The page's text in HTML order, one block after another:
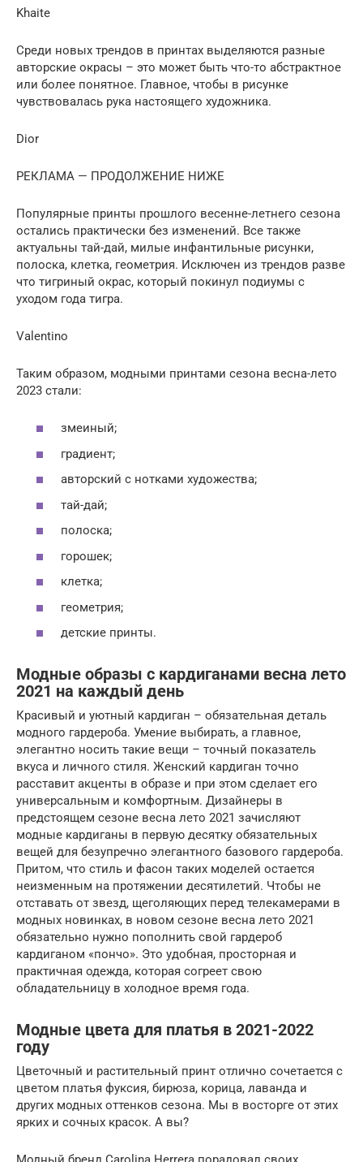
Khaite
Среди новых трендов в принтах выделяются разные
авторские окрасы – это может быть что-то абстрактное
или более понятное. Главное, чтобы в рисунке
чувствовалась рука настоящего художника.
Dior
РЕКЛАМА — ПРОДОЛЖЕНИЕ НИЖЕ
Популярные принты прошлого весенне-летнего сезона
остались практически без изменений. Все также
актуальны тай-дай, милые инфантильные рисунки,
полоска, клетка, геометрия. Исключен из трендов разве
что тигриный окрас, который покинул подиумы с
уходом года тигра.
Valentino
Таким образом, модными принтами сезона весна-лето
2023 стали:
змеиный;
градиент;
авторский с нотками художества;
тай-дай;
полоска;
горошек;
клетка;
геометрия;
детские принты.
Модные образы с кардиганами весна лето
2021 на каждый день
Красивый и уютный кардиган – обязательная деталь
модного гардероба. Умение выбирать, а главное,
элегантно носить такие вещи – точный показатель
вкуса и личного стиля. Женский кардиган точно
расставит акценты в образе и при этом сделает его
универсальным и комфортным. Дизайнеры в
предстоящем сезоне весна лето 2021 зачисляют
модные кардиганы в первую десятку обязательных
вещей для безупречно элегантного базового гардероба.
Притом, что стиль и фасон таких моделей остается
неизменным на протяжении десятилетий. Чтобы не
отставать от звезд, щеголяющих перед телекамерами в
модных новинках, в новом сезоне весна лето 2021
обязательно нужно пополнить свой гардероб
кардиганом «пончо». Это удобная, просторная и
практичная одежда, которая согреет свою
обладательницу в холодное время года.
Модные цвета для платья в 2021-2022
году
Цветочный и растительный принт отлично сочетается с
цветом платья фуксия, бирюза, корица, лаванда и
других модных оттенков сезона. Мы в восторге от этих
ярких и сочных красок. А вы?